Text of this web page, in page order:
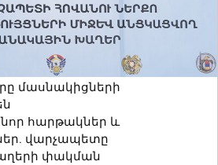
մասնակիցների
հարթակներ և
վարչապետը
փակման